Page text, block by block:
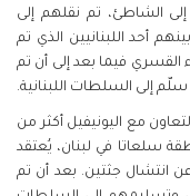
إلى الشاطئ، تم نقلهم إلى
أحد اللبنانيين الذي تم
القسري فيما بعد إلى أن تم
اللبناني بالتعاون مع اليونيفيل أكثر من
سلعاتا في لبنان، يُعتقد
انتشال جثتين. بعد أن تم